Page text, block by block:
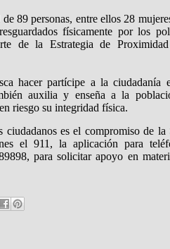
89 personas, entre ellos 28
físicamente por los
de la Estrategia de
hacer partícipe a la ciudadanía
auxilia y enseña a la
riesgo su integridad física.
es el compromiso de la
el 911, la aplicación para
para solicitar apoyo en